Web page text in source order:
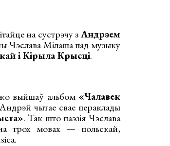
на сустрэчу зАндрэем
Чэслава Мілаша пад музыку
і Кірыла Крысці.
выйшаў альбом «Чалавек
чытае свае пераклады
. Так што паэзія Чэслава
трох мовах — польскай,